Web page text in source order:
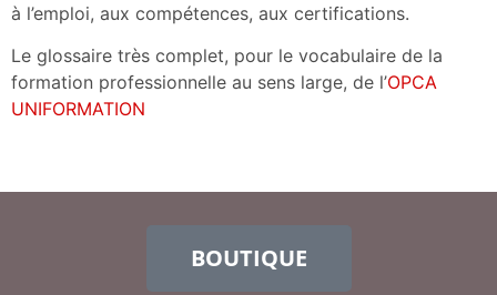
à l’emploi, aux compétences, aux certifications.
Le glossaire très complet, pour le vocabulaire de la
formation professionnelle au sens large, de l’OPCA
UNIFORMATION
BOUTIQUE